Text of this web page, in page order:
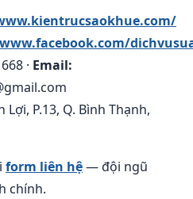
· Email:
Lợi, P.13, Q. Bình Thạnh,
form liên hệ— đội ngũ
chính.